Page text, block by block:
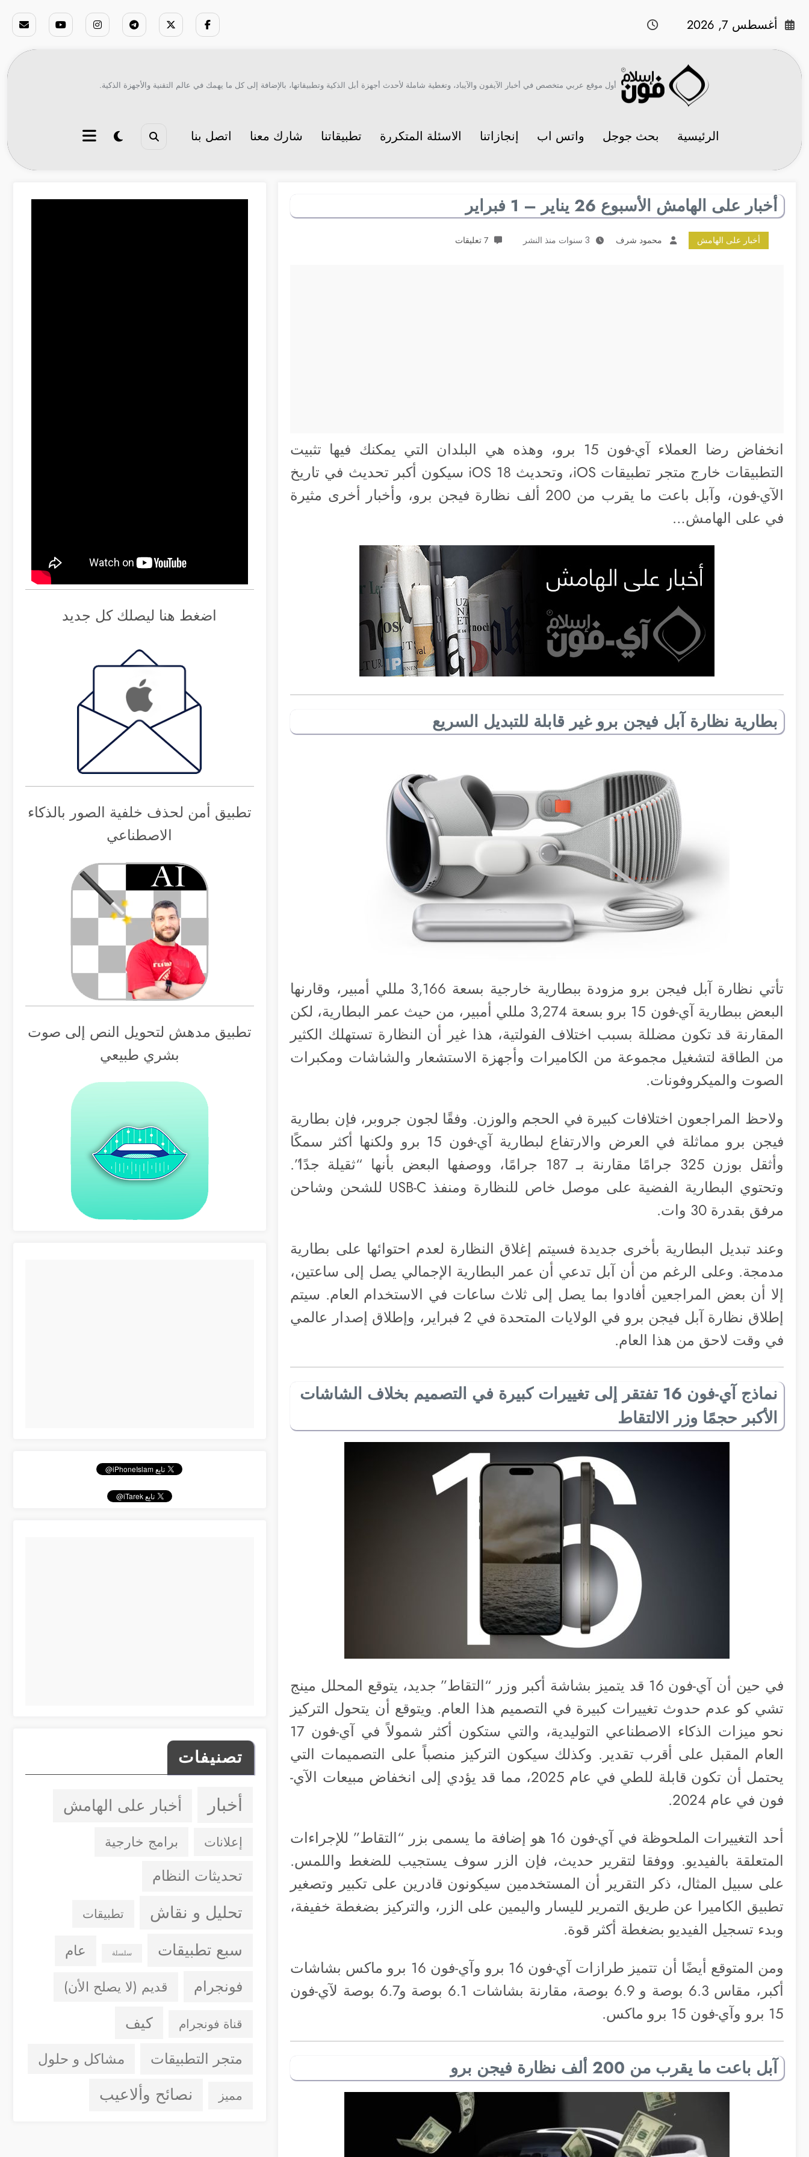
أغسطس 7, 2026
أول موقع عربي متخصص في أخبار الآيفون والآيباد، وتغطية شاملة لأحدث أجهزة أبل الذكية وتطبيقاتها، بالإضافة إلى كل ما يهمك في عالم التقنية والأجهزة الذكية.
الرئيسية بحث جوجل واتس اب إنجازاتنا الاسئلة المتكررة تطبيقاتنا شارك معنا اتصل بنا
أخبار على الهامش الأسبوع 26 يناير – 1 فبراير
أخبار على الهامش محمود شرف 3 سنوات منذ النشر 7 تعليقات
انخفاض رضا العملاء آي-فون 15 برو، وهذه هي البلدان التي يمكنك فيها تثبيت
التطبيقات خارج متجر تطبيقات iOS، وتحديث iOS 18 سيكون أكبر تحديث في تاريخ
الآي-فون، وآبل باعت ما يقرب من 200 ألف نظارة فيجن برو، وأخبار أخرى مثيرة
في على الهامش…
بطارية نظارة آبل فيجن برو غير قابلة للتبديل السريع
تأتي نظارة آبل فيجن برو مزودة ببطارية خارجية بسعة 3,166 مللي أمبير، وقارنها
البعض ببطارية آي-فون 15 برو بسعة 3,274 مللي أمبير، من حيث عمر البطارية، لكن
المقارنة قد تكون مضللة بسبب اختلاف الفولتية، هذا غير أن النظارة تستهلك الكثير
من الطاقة لتشغيل مجموعة من الكاميرات وأجهزة الاستشعار والشاشات ومكبرات
الصوت والميكروفونات.
ولاحظ المراجعون اختلافات كبيرة في الحجم والوزن. وفقًا لجون جروبر، فإن بطارية
فيجن برو مماثلة في العرض والارتفاع لبطارية آي-فون 15 برو ولكنها أكثر سمكًا
وأثقل بوزن 325 جرامًا مقارنة بـ 187 جرامًا، ووصفها البعض بأنها “ثقيلة جدًا”.
وتحتوي البطارية الفضية على موصل خاص للنظارة ومنفذ USB-C للشحن وشاحن
مرفق بقدرة 30 وات.
وعند تبديل البطارية بأخرى جديدة فسيتم إغلاق النظارة لعدم احتوائها على بطارية
مدمجة. وعلى الرغم من أن آبل تدعي أن عمر البطارية الإجمالي يصل إلى ساعتين،
إلا أن بعض المراجعين أفادوا بما يصل إلى ثلاث ساعات في الاستخدام العام. سيتم
إطلاق نظارة آبل فيجن برو في الولايات المتحدة في 2 فبراير، وإطلاق إصدار عالمي
في وقت لاحق من هذا العام.
نماذج آي-فون 16 تفتقر إلى تغييرات كبيرة في التصميم بخلاف الشاشات
الأكبر حجمًا وزر الالتقاط
في حين أن آي-فون 16 قد يتميز بشاشة أكبر وزر “التقاط” جديد، يتوقع المحلل مينج
تشي كو عدم حدوث تغييرات كبيرة في التصميم هذا العام. ويتوقع أن يتحول التركيز
نحو ميزات الذكاء الاصطناعي التوليدية، والتي ستكون أكثر شمولاً في آي-فون 17
العام المقبل على أقرب تقدير. وكذلك سيكون التركيز منصباً على التصميمات التي
يحتمل أن تكون قابلة للطي في عام 2025، مما قد يؤدي إلى انخفاض مبيعات الآي-
فون في عام 2024.
أحد التغييرات الملحوظة في آي-فون 16 هو إضافة ما يسمى بزر “التقاط” للإجراءات
المتعلقة بالفيديو. ووفقا لتقرير حديث، فإن الزر سوف يستجيب للضغط واللمس.
على سبيل المثال، ذكر التقرير أن المستخدمين سيكونون قادرين على تكبير وتصغير
تطبيق الكاميرا عن طريق التمرير لليسار واليمين على الزر، والتركيز بضغطة خفيفة،
وبدء تسجيل الفيديو بضغطة أكثر قوة.
ومن المتوقع أيضًا أن تتميز طرازات آي-فون 16 برو وآي-فون 16 برو ماكس بشاشات
أكبر، مقاس 6.3 بوصة و 6.9 بوصة، مقارنة بشاشات 6.1 بوصة و6.7 بوصة لآي-فون
15 برو وآي-فون 15 برو ماكس.
آبل باعت ما يقرب من 200 ألف نظارة فيجن برو
اضغط هنا ليصلك كل جديد
تطبيق أمن لحذف خلفية الصور بالذكاء
الاصطناعي
تطبيق مدهش لتحويل النص إلى صوت
بشري طبيعي
تصنيفات
أخبار أخبار على الهامش
إعلانات برامج خارجية
تحديثات النظام
تحليل و نقاش تطبيقات
سبع تطبيقات سلسلة عام
فونجرام قديم (لا يصلح الأن)
قناة فونجرام كيف
متجر التطبيقات مشاكل و حلول
مميز نصائح وألاعيب